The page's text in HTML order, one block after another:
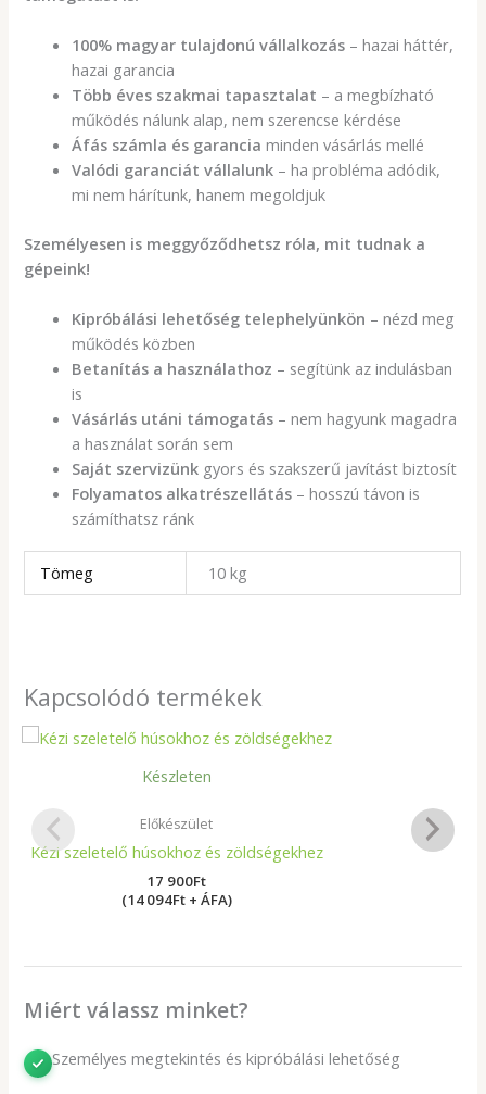
100% magyar tulajdonú vállalkozás – hazai háttér,
hazai garancia
Több éves szakmai tapasztalat – a megbízható
működés nálunk alap, nem szerencse kérdése
Áfás számla és garancia minden vásárlás mellé
Valódi garanciát vállalunk – ha probléma adódik,
mi nem hárítunk, hanem megoldjuk
Személyesen is meggyőződhetsz róla, mit tudnak a
gépeink!
Kipróbálási lehetőség telephelyünkön – nézd meg
működés közben
Betanítás a használathoz – segítünk az indulásban
is
Vásárlás utáni támogatás – nem hagyunk magadra
a használat során sem
Saját szervizünk gyors és szakszerű javítást biztosít
Folyamatos alkatrészellátás – hosszú távon is
számíthatsz ránk
Tömeg 10 kg
Kapcsolódó termékek
Készleten
Előkészület
Kézi szeletelő húsokhoz és zöldségekhez
17 900Ft
(14 094Ft + ÁFA)
Miért válassz minket?
Személyes megtekintés és kipróbálási lehetőség